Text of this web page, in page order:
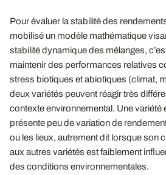
Pour évaluer la stabilité des
mobilisé un modèle mathématique
stabilité dynamique des mélanges,
maintenir des performances relatives
stress biotiques et abiotiques (climat,
deux variétés peuvent réagir très
contexte environnemental. Une variété
présente peu de variation de
ou les lieux, autrement dit lorsque son
aux autres variétés est faiblement
des conditions environnementales.